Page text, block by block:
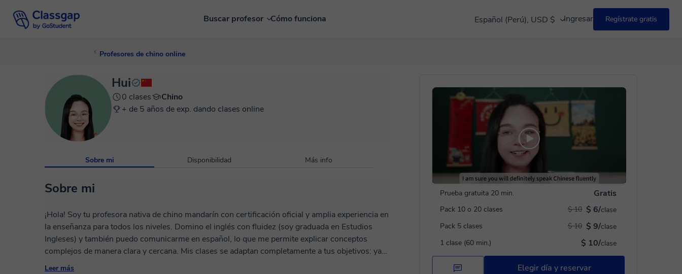
Buscar profesor Cómo funciona Español (Perú), USD $ Ingresar Regístrate gratis
Profesores de chino online
Prueba gratuita 20 min. Gratis
Pack 10 o 20 clases $ 6/clase
$ 10
Pack 5 clases
$ 9/clase
$ 10
1 clase (60 min.)
$ 10/clase
Elegir día y reservar
Hui
0 clases
Chino
+ de 5 años de exp. dando clases online
Sobre mi Disponibilidad Más info
Sobre mi
¡Hola! Soy tu profesora nativa de chino mandarín con certificación oficial y amplia experiencia en
la enseñanza para todos los niveles. Domino el inglés con fluidez (soy graduada en Estudios
Ingleses) y también puedo comunicarme en español, lo que me permite explicar conceptos
complejos de manera clara y cercana. Mis clases se adaptan completamente a tus objetivos: ya
sea que quieras dominar el pinyin, prepararte para el examen HSK, mejorar tu conversación,
Leer más